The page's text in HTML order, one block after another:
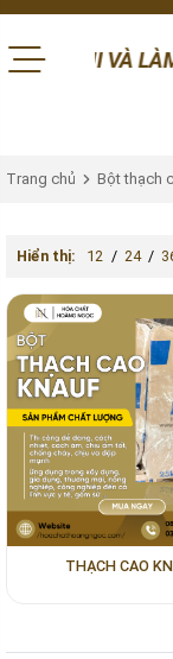
NGÀY VUI VÀ
Trang chủ Bột thạch
Hiển thị: 12 / 24 /
THẠCH CAO